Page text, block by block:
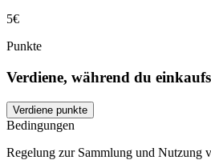
5€
Punkte
Verdiene, während du
Verdiene punkte
Bedingungen
Regelung zur Sammlung und Nutzung